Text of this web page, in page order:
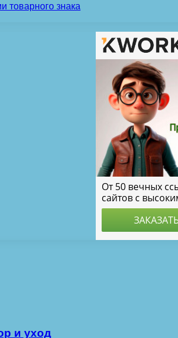
товарного знака
и уход